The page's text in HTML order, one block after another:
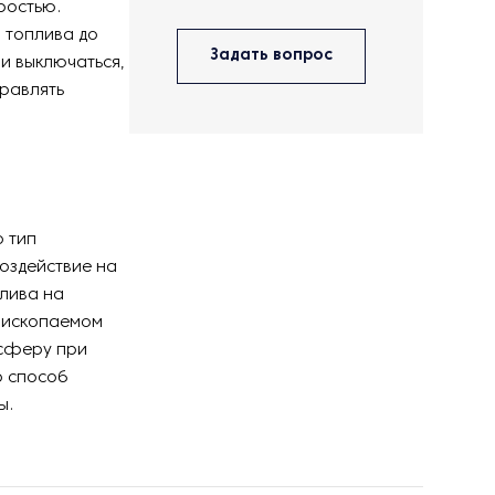
топлива до
выключаться,
тип
на
на
ископаемом
при
способ
Задать вопрос